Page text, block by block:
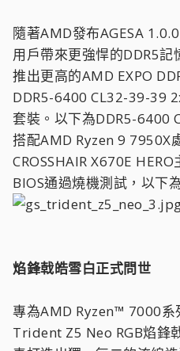
隨著AMD發布AGESA
用戶帶來更強悍的DDR5
推出更高的AMD EXPO
DDR5-6400 CL32-39-39
套裝。以下為DDR5-6400
搭配AMD Ryzen 9 7950X
CROSSHAIR X670E
BIOS通過燒機測試，以下
焰鋒戟皓雪白正式問世
專為AMD Ryzen™ 7000系
Trident Z5 Neo RGB焰鋒